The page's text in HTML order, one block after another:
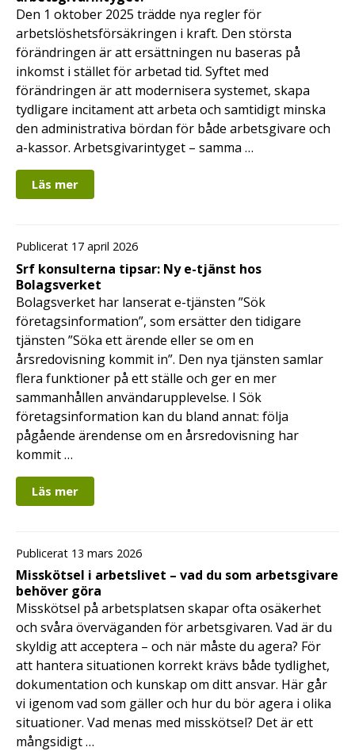
Den 1 oktober 2025 trädde nya regler för
arbetslöshetsförsäkringen i kraft. Den största
förändringen är att ersättningen nu baseras på
inkomst i stället för arbetad tid. Syftet med
förändringen är att modernisera systemet, skapa
tydligare incitament att arbeta och samtidigt minska
den administrativa bördan för både arbetsgivare och
a-kassor. Arbetsgivarintyget – samma …
Läs mer
Publicerat 17 april 2026
Srf konsulterna tipsar: Ny e-tjänst hos
Bolagsverket
Bolagsverket har lanserat e-tjänsten ”Sök
företagsinformation”, som ersätter den tidigare
tjänsten ”Söka ett ärende eller se om en
årsredovisning kommit in”. Den nya tjänsten samlar
flera funktioner på ett ställe och ger en mer
sammanhållen användarupplevelse. I Sök
företagsinformation kan du bland annat: följa
pågående ärendense om en årsredovisning har
kommit …
Läs mer
Publicerat 13 mars 2026
Misskötsel i arbetslivet – vad du som arbetsgivare
behöver göra
Misskötsel på arbetsplatsen skapar ofta osäkerhet
och svåra överväganden för arbetsgivaren. Vad är du
skyldig att acceptera – och när måste du agera? För
att hantera situationen korrekt krävs både tydlighet,
dokumentation och kunskap om ditt ansvar. Här går
vi igenom vad som gäller och hur du bör agera i olika
situationer. Vad menas med misskötsel? Det är ett
mångsidigt …